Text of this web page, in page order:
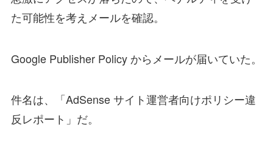
た可能性を考えメールを確認。
Google Publisher Policy からメールが届いていた。
件名は、「AdSense サイト運営者向けポリシー違
反レポート」だ。